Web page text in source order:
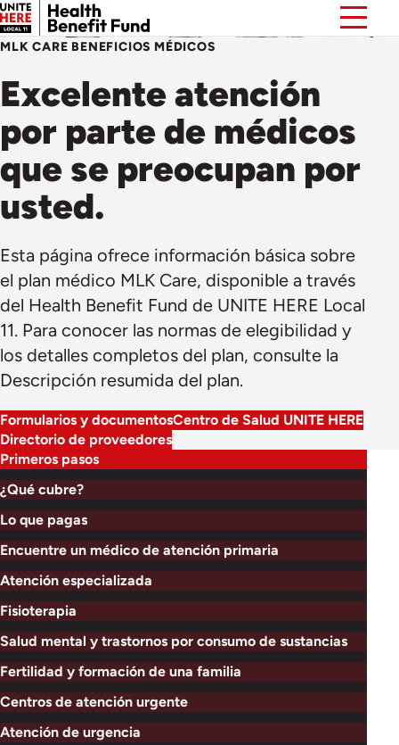
MLK CARE BENEFICIOS MÉDICOS
Excelente atención
por parte de médicos
que se preocupan por
usted.
Esta página ofrece información básica sobre
el plan médico MLK Care, disponible a través
del Health Benefit Fund de UNITE HERE Local
11. Para conocer las normas de elegibilidad y
los detalles completos del plan, consulte la
Descripción resumida del plan.
Formularios y documentosCentro de Salud UNITE HERE
Directorio de proveedores
Primeros pasos
¿Qué cubre?
Lo que pagas
Encuentre un médico de atención primaria
Atención especializada
Fisioterapia
Salud mental y trastornos por consumo de sustancias
Fertilidad y formación de una familia
Centros de atención urgente
Atención de urgencia